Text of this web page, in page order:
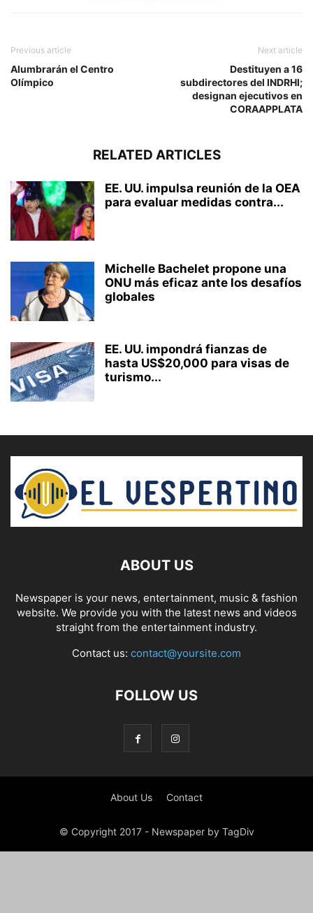
Previous article
Alumbrarán el Centro
Olímpico
Next article
Destituyen a 16
subdirectores del INDRHI;
designan ejecutivos en
CORAAPPLATA
RELATED ARTICLES
EE. UU. impulsa reunión de la OEA
para evaluar medidas contra...
Michelle Bachelet propone una
ONU más eficaz ante los desafíos
globales
EE. UU. impondrá fianzas de
hasta US$20,000 para visas de
turismo...
ABOUT US
Newspaper is your news, entertainment, music & fashion
website. We provide you with the latest news and videos
straight from the entertainment industry.
Contact us: contact@yoursite.com
FOLLOW US
About Us Contact
© Copyright 2017 - Newspaper by TagDiv